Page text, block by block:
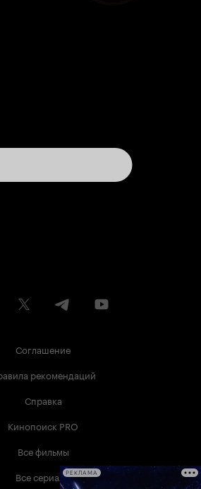
Соглашение
рекомендаций
Справка
Кинопоиск PRO
Все фильмы
Все сериалыРЕКЛАМА